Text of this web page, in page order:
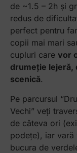
de ~1.5 – 2h și
redus de
perfect pentru
copii mai mari
cupluri care vor
drumeție lejeră,
scenică.
Pe parcursul
Vechi” veți
de câteva ori
podețe), iar vară
bucura de